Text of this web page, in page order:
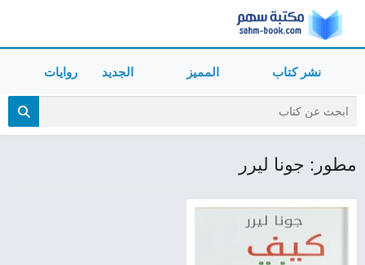
نشر كتاب المميز الجديد روايات
مطور: جونا ليرر